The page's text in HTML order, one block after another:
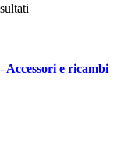
Accessori e ricambi